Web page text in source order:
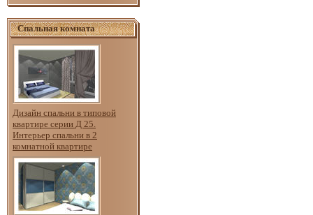
Спальная комната
Дизайн спальни в типовой
квартире серии Д 25.
Интерьер спальни в 2
комнатной квартире